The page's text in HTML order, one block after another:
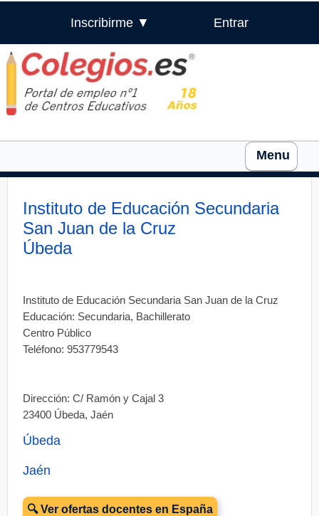
Inscribirme ▼ Entrar
Menu
Instituto de Educación Secundaria
San Juan de la Cruz
Úbeda
Instituto de Educación Secundaria San Juan de la Cruz
Educación: Secundaria, Bachillerato
Centro Público
Teléfono: 953779543
Dirección: C/ Ramón y Cajal 3
23400 Úbeda, Jaén
Úbeda
Jaén
🔍 Ver ofertas docentes en España